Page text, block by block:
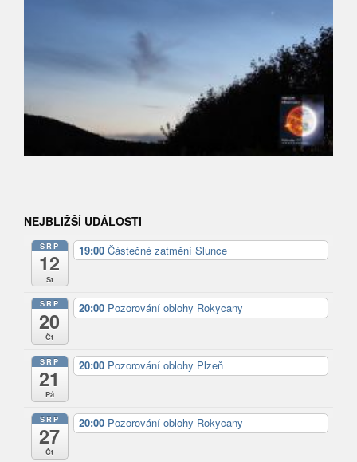
NEJBLIŽŠÍ UDÁLOSTI
SRP
12
St
19:00 Částečné zatmění Slunce
SRP
20
Čt
20:00 Pozorování oblohy Rokycany
SRP
21
Pá
20:00 Pozorování oblohy Plzeň
SRP
27
Čt
20:00 Pozorování oblohy Rokycany